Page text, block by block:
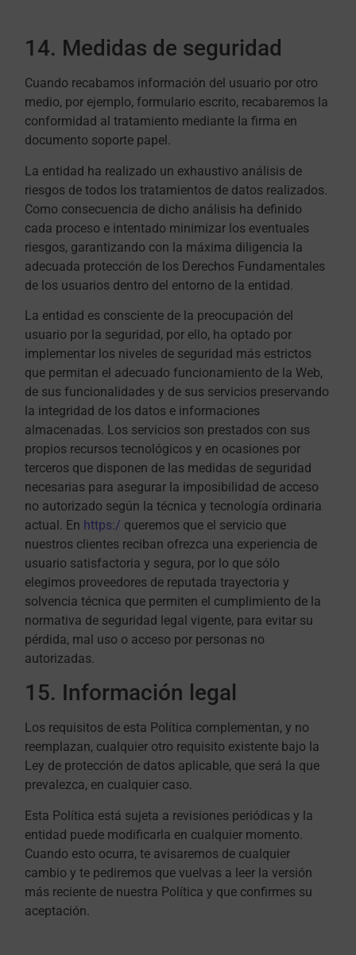
14. Medidas de seguridad
Cuando recabamos información del usuario por otro
medio, por ejemplo, formulario escrito, recabaremos la
conformidad al tratamiento mediante la firma en
documento soporte papel.
La entidad ha realizado un exhaustivo análisis de
riesgos de todos los tratamientos de datos realizados.
Como consecuencia de dicho análisis ha definido
cada proceso e intentado minimizar los eventuales
riesgos, garantizando con la máxima diligencia la
adecuada protección de los Derechos Fundamentales
de los usuarios dentro del entorno de la entidad.
La entidad es consciente de la preocupación del
usuario por la seguridad, por ello, ha optado por
implementar los niveles de seguridad más estrictos
que permitan el adecuado funcionamiento de la Web,
de sus funcionalidades y de sus servicios preservando
la integridad de los datos e informaciones
almacenadas. Los servicios son prestados con sus
propios recursos tecnológicos y en ocasiones por
terceros que disponen de las medidas de seguridad
necesarias para asegurar la imposibilidad de acceso
no autorizado según la técnica y tecnología ordinaria
actual. En https:/ queremos que el servicio que
nuestros clientes reciban ofrezca una experiencia de
usuario satisfactoria y segura, por lo que sólo
elegimos proveedores de reputada trayectoria y
solvencia técnica que permiten el cumplimiento de la
normativa de seguridad legal vigente, para evitar su
pérdida, mal uso o acceso por personas no
autorizadas.
15. Información legal
Los requisitos de esta Política complementan, y no
reemplazan, cualquier otro requisito existente bajo la
Ley de protección de datos aplicable, que será la que
prevalezca, en cualquier caso.
Esta Política está sujeta a revisiones periódicas y la
entidad puede modificarla en cualquier momento.
Cuando esto ocurra, te avisaremos de cualquier
cambio y te pediremos que vuelvas a leer la versión
más reciente de nuestra Política y que confirmes su
aceptación.